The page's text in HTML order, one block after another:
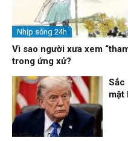
Nhịp sống 24h
Vì sao người xưa xem
trong ứng xử?
Điểm tin
07/08/26, 14:56
Sắc
mặt